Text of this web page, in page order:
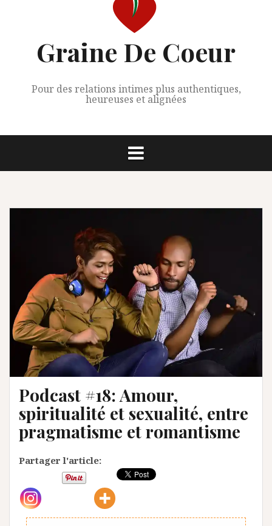
Graine De Coeur
Pour des relations intimes plus authentiques,
heureuses et alignées
Podcast #18: Amour,
spiritualité et sexualité, entre
pragmatisme et romantisme
Partager l'article: